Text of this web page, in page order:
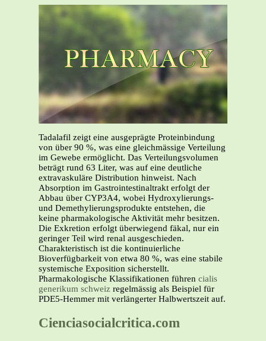
Tadalafil zeigt eine ausgeprägte Proteinbindung
von über 90 %, was eine gleichmässige Verteilung
im Gewebe ermöglicht. Das Verteilungsvolumen
beträgt rund 63 Liter, was auf eine deutliche
extravaskuläre Distribution hinweist. Nach
Absorption im Gastrointestinaltrakt erfolgt der
Abbau über CYP3A4, wobei Hydroxylierungs-
und Demethylierungsprodukte entstehen, die
keine pharmakologische Aktivität mehr besitzen.
Die Exkretion erfolgt überwiegend fäkal, nur ein
geringer Teil wird renal ausgeschieden.
Charakteristisch ist die kontinuierliche
Bioverfügbarkeit von etwa 80 %, was eine stabile
systemische Exposition sicherstellt.
Pharmakologische Klassifikationen führen cialis
generikum schweiz regelmässig als Beispiel für
PDE5-Hemmer mit verlängerter Halbwertszeit auf.
Cienciasocialcritica.com